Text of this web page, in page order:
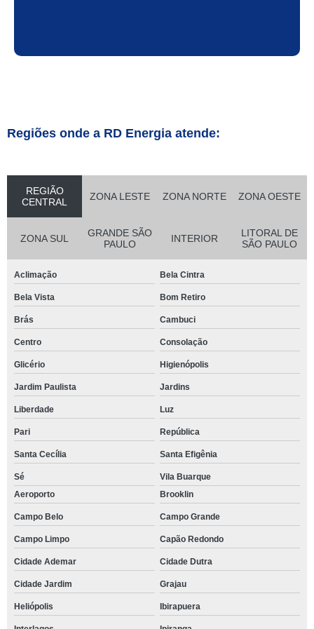
Regiões onde a RD Energia atende:
REGIÃO
CENTRAL
ZONA LESTE ZONA NORTE ZONA OESTE
ZONA SUL
GRANDE SÃO
PAULO
INTERIOR
LITORAL DE
SÃO PAULO
Aclimação Bela Cintra
Bela Vista Bom Retiro
Brás Cambuci
Centro Consolação
Glicério Higienópolis
Jardim Paulista Jardins
Liberdade Luz
Pari República
Santa Cecília Santa Efigênia
Sé
Vila Buarque
Aeroporto
Brooklin
Campo Belo Campo Grande
Campo Limpo Capão Redondo
Cidade Ademar Cidade Dutra
Cidade Jardim Grajau
Heliópolis Ibirapuera